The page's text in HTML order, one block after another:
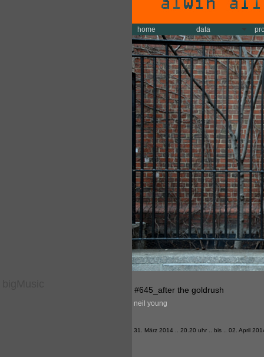
home data
#645_after the goldrush
neil young
31. März 2014 .. 20.20 uhr .. bis .. 02. April